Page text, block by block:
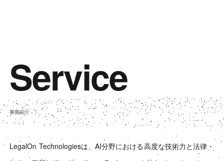
Service
事業紹介
LegalOn Technologiesは、AI分野における高度な技術力と法律・